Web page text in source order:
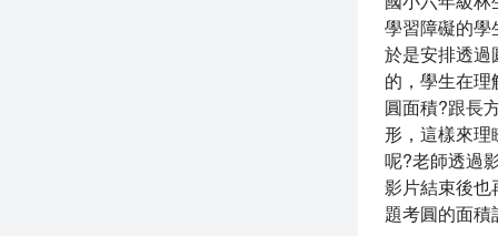
學習障礙的學
於是安排透過
的，學生在
圓面積?跟長
形，這樣來理
呢?老師透過
影片結束後也
題考圓的面